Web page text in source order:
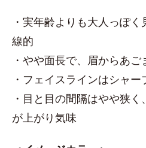
・実年齢よりも大人っぽ
線的
・やや面長で、眉からあ
・フェイスラインはシャ
・目と目の間隔はやや狭
が上がり気味